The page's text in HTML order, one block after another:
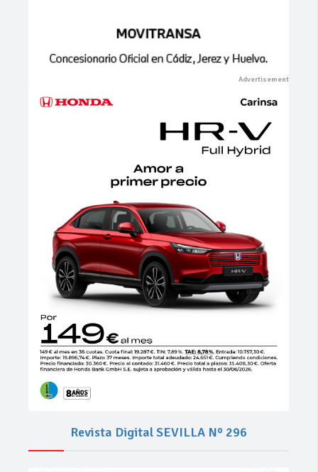
Revista Digital SEVILLA Nº 296